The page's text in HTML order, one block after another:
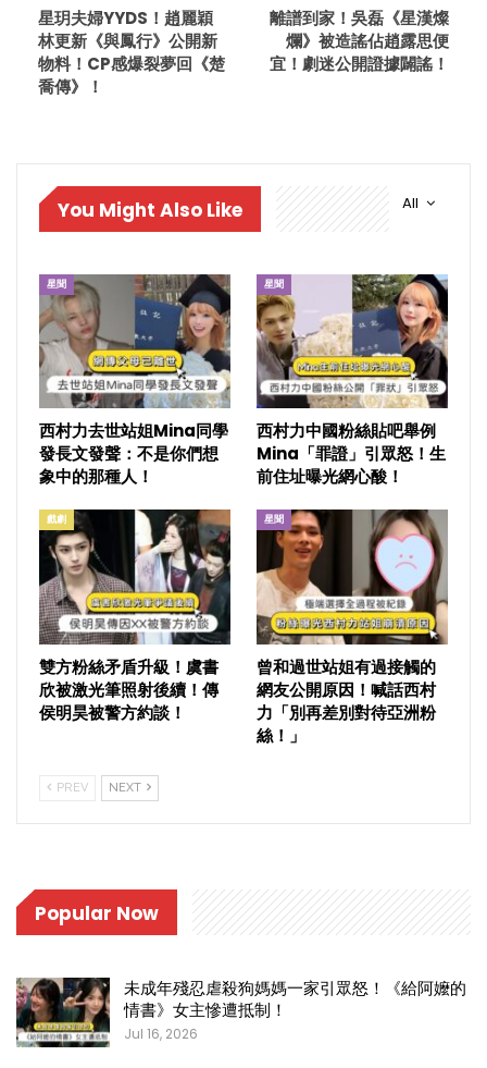
星玥夫婦YYDS！趙麗穎
林更新《與鳳行》公開新
物料！CP感爆裂夢回《楚
喬傳》！
離譜到家！吳磊《星漢燦
爛》被造謠佔趙露思便
宜！劇迷公開證據闢謠！
All
You Might Also Like
星聞
西村力去世站姐Mina同學
發長文發聲：不是你們想
象中的那種人！
星聞
西村力中國粉絲貼吧舉例
Mina「罪證」引眾怒！生
前住址曝光網心酸！
戲劇
雙方粉絲矛盾升級！虞書
欣被激光筆照射後續！傳
侯明昊被警方約談！
星聞
曾和過世站姐有過接觸的
網友公開原因！喊話西村
力「別再差別對待亞洲粉
絲！」
PREV NEXT
Popular Now
未成年殘忍虐殺狗媽媽一家引眾怒！《給阿嬤的
情書》女主慘遭抵制！
Jul 16, 2026